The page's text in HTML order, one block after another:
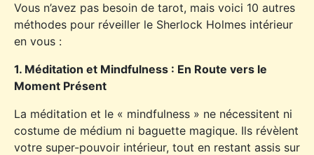
Vous n’avez pas besoin de tarot, mais voici 10 autres
méthodes pour réveiller le Sherlock Holmes intérieur
en vous :
1. Méditation et Mindfulness : En Route vers le
Moment Présent
La méditation et le « mindfulness » ne nécessitent ni
costume de médium ni baguette magique. Ils révèlent
votre super-pouvoir intérieur, tout en restant assis sur